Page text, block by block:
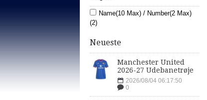
Name(10 Max) / Number(2 Max)
(2)
Neueste
Manchester United
2026-27 Udebanetrøje
2026/08/04 06:17:50
0